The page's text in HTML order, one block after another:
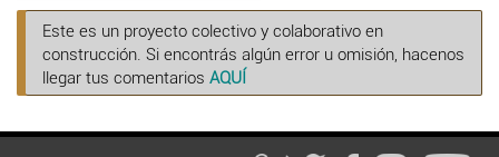
Este es un proyecto colectivo y colaborativo en
construcción. Si encontrás algún error u omisión, hacenos
llegar tus comentarios AQUÍ